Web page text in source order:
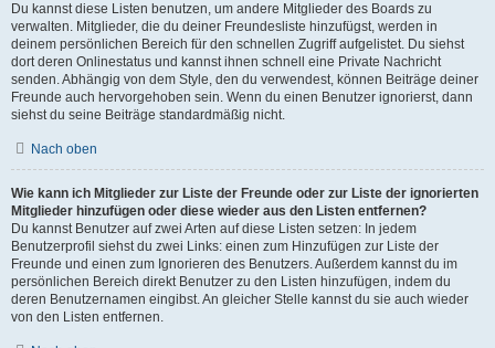
Du kannst diese Listen benutzen, um andere Mitglieder des Boards zu
verwalten. Mitglieder, die du deiner Freundesliste hinzufügst, werden in
deinem persönlichen Bereich für den schnellen Zugriff aufgelistet. Du siehst
dort deren Onlinestatus und kannst ihnen schnell eine Private Nachricht
senden. Abhängig von dem Style, den du verwendest, können Beiträge deiner
Freunde auch hervorgehoben sein. Wenn du einen Benutzer ignorierst, dann
siehst du seine Beiträge standardmäßig nicht.
Nach oben
Wie kann ich Mitglieder zur Liste der Freunde oder zur Liste der ignorierten
Mitglieder hinzufügen oder diese wieder aus den Listen entfernen?
Du kannst Benutzer auf zwei Arten auf diese Listen setzen: In jedem
Benutzerprofil siehst du zwei Links: einen zum Hinzufügen zur Liste der
Freunde und einen zum Ignorieren des Benutzers. Außerdem kannst du im
persönlichen Bereich direkt Benutzer zu den Listen hinzufügen, indem du
deren Benutzernamen eingibst. An gleicher Stelle kannst du sie auch wieder
von den Listen entfernen.